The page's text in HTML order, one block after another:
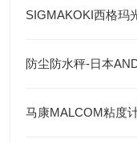
防尘防水秤-日本